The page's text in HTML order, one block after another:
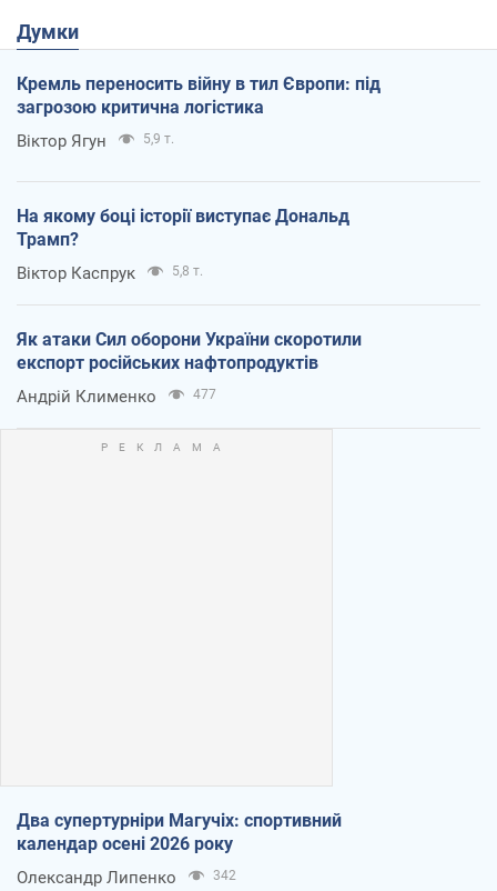
Думки
Кремль переносить війну в тил Європи: під
загрозою критична логістика
Віктор Ягун 5,9 т.
На якому боці історії виступає Дональд
Трамп?
Віктор Каспрук 5,8 т.
Як атаки Сил оборони України скоротили
експорт російських нафтопродуктів
Андрій Клименко 477
Два супертурніри Магучіх: спортивний
календар осені 2026 року
Олександр Липенко 342